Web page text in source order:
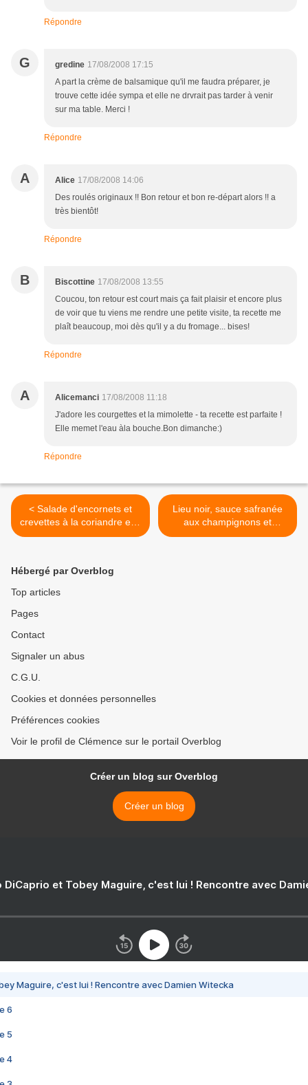
Répondre
G gredine 17/08/2008 17:15
A part la crème de balsamique qu'il me faudra préparer, je
trouve cette idée sympa et elle ne drvrait pas tarder à venir
sur ma table. Merci !
Répondre
A Alice 17/08/2008 14:06
Des roulés originaux !! Bon retour et bon re-départ alors !! a
très bientôt!
Répondre
B Biscottine 17/08/2008 13:55
Coucou, ton retour est court mais ça fait plaisir et encore plus
de voir que tu viens me rendre une petite visite, ta recette me
plaît beaucoup, moi dès qu'il y a du fromage... bises!
Répondre
A Alicemanci 17/08/2008 11:18
J'adore les courgettes et la mimolette - ta recette est parfaite !
Elle memet l'eau àla bouche.Bon dimanche:)
Répondre
< Salade d'encornets et
crevettes à la coriandre et à
la menthe : un délice !
Lieu noir, sauce safranée
aux champignons et
oignons nouveaux >
Hébergé par Overblog
Top articles
Pages
Contact
Signaler un abus
C.G.U.
Cookies et données personnelles
Préférences cookies
Voir le profil de Clémence sur le portail Overblog
Créer un blog sur Overblog
Créer un blog
DiCaprio et Tobey Maguire, c'est lui ! Rencontre avec
Maguire, c'est lui ! Rencontre avec Damien Witecka
6
5
4